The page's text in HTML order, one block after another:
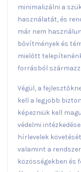
minimalizálni a
használatát, és
már nem
bővítmények és
mielőtt
forrásból
Végül, a
kell a legjobb
képezniük kell
védelmi
hírlevelek
valamint a
közösségekben és